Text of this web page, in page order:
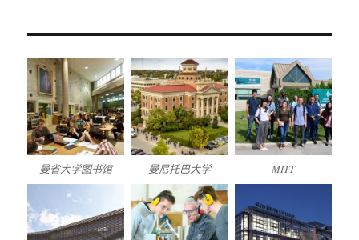
曼省大学图书馆 曼尼托巴大学 MITT